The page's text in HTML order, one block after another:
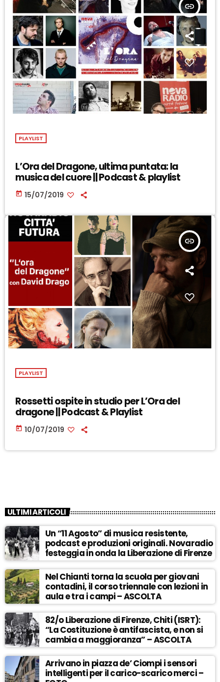
insert_link
PLAYLIST
L’Ora del Dragone, ultima puntata: la
musica del cuore || Podcast & playlist
today 15/07/2019
insert_link
PLAYLIST
Rossetti ospite in studio per L’Ora del
dragone || Podcast & Playlist
today 10/07/2019
ULTIMI ARTICOLI
Un “11 Agosto” di musica resistente,
podcast e produzioni originali. Novaradio
festeggia in onda la Liberazione di Firenze
Nel Chianti torna la scuola per giovani
contadini, il corso triennale con lezioni in
aula e tra i campi – ASCOLTA
82/o Liberazione di Firenze, Chiti (ISRT):
“La Costituzione è antifascista, e non si
cambia a maggioranza” – ASCOLTA
Arrivano in piazza de’ Ciompi i sensori
intelligenti per il carico-scarico merci –